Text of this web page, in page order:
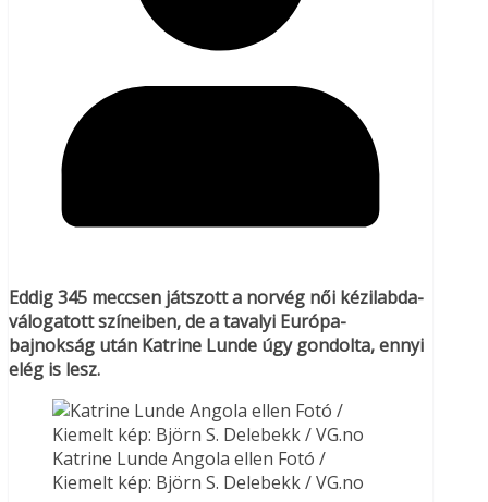
Eddig 345 meccsen játszott a norvég női kézilabda-
válogatott színeiben, de a tavalyi Európa-
bajnokság után Katrine Lunde úgy gondolta, ennyi
elég is lesz.
Katrine Lunde Angola ellen Fotó /
Kiemelt kép: Björn S. Delebekk / VG.no